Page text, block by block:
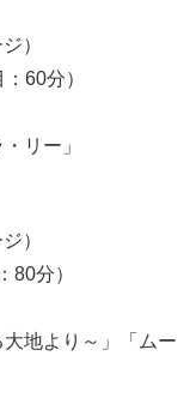
）
60分）
リー」
）
80分）
地より～」「ムー